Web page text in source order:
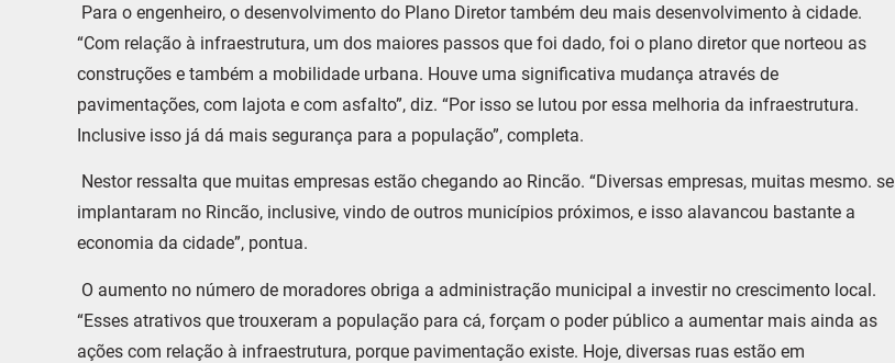
Para o engenheiro, o desenvolvimento do Plano Diretor também deu mais desenvolvimento à cidade.
“Com relação à infraestrutura, um dos maiores passos que foi dado, foi o plano diretor que norteou as
construções e também a mobilidade urbana. Houve uma significativa mudança através de
pavimentações, com lajota e com asfalto”, diz. “Por isso se lutou por essa melhoria da infraestrutura.
Inclusive isso já dá mais segurança para a população”, completa.
Nestor ressalta que muitas empresas estão chegando ao Rincão. “Diversas empresas, muitas mesmo. se
implantaram no Rincão, inclusive, vindo de outros municípios próximos, e isso alavancou bastante a
economia da cidade”, pontua.
O aumento no número de moradores obriga a administração municipal a investir no crescimento local.
“Esses atrativos que trouxeram a população para cá, forçam o poder público a aumentar mais ainda as
ações com relação à infraestrutura, porque pavimentação existe. Hoje, diversas ruas estão em